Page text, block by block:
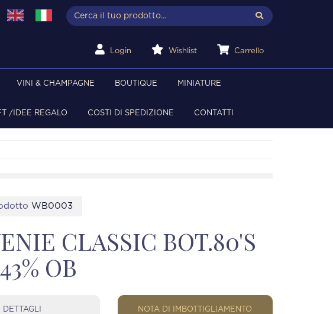
Login Wishlist Carrello
VINI & CHAMPAGNE BOUTIQUE MINIATURE
/IDEE REGALO COSTI DI SPEDIZIONE CONTATTI
WB0003
CLASSIC BOT.80'S
OB
DETTAGLI NOTA DI IMBOTTIGLIAMENTO